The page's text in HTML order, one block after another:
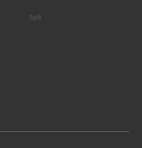
Sylt